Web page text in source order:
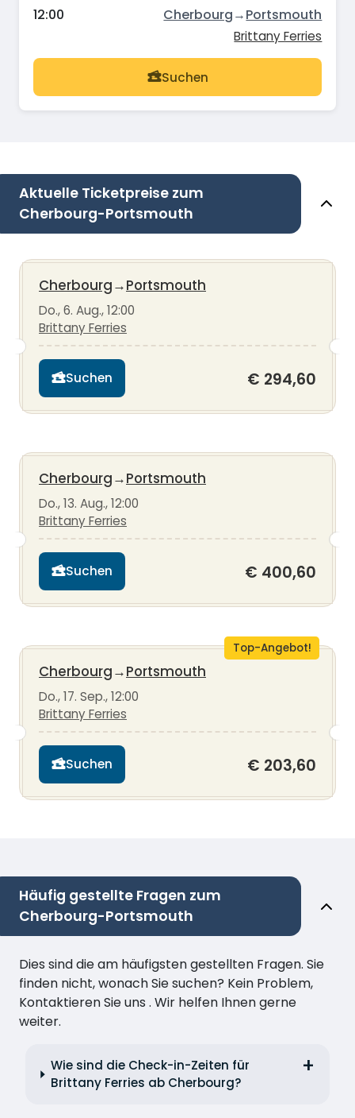
12:00 Cherbourg→Portsmouth
Brittany Ferries
Suchen
Aktuelle Ticketpreise zum
Cherbourg-Portsmouth
Cherbourg→Portsmouth
Do., 6. Aug., 12:00
Brittany Ferries
Suchen € 294,60
Cherbourg→Portsmouth
Do., 13. Aug., 12:00
Brittany Ferries
Suchen € 400,60
Top-Angebot!
Cherbourg→Portsmouth
Do., 17. Sep., 12:00
Brittany Ferries
Suchen € 203,60
Häufig gestellte Fragen zum
Cherbourg-Portsmouth
Dies sind die am häufigsten gestellten Fragen. Sie
finden nicht, wonach Sie suchen? Kein Problem,
Kontaktieren Sie uns . Wir helfen Ihnen gerne
weiter.
Wie sind die Check-in-Zeiten für
Brittany Ferries ab Cherbourg?